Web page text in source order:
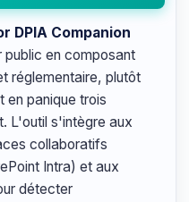
DPIA Companion
en composant
réglementaire, plutôt
en panique trois
L'outil s'intègre aux
collaboratifs
Intra) et aux
détecter